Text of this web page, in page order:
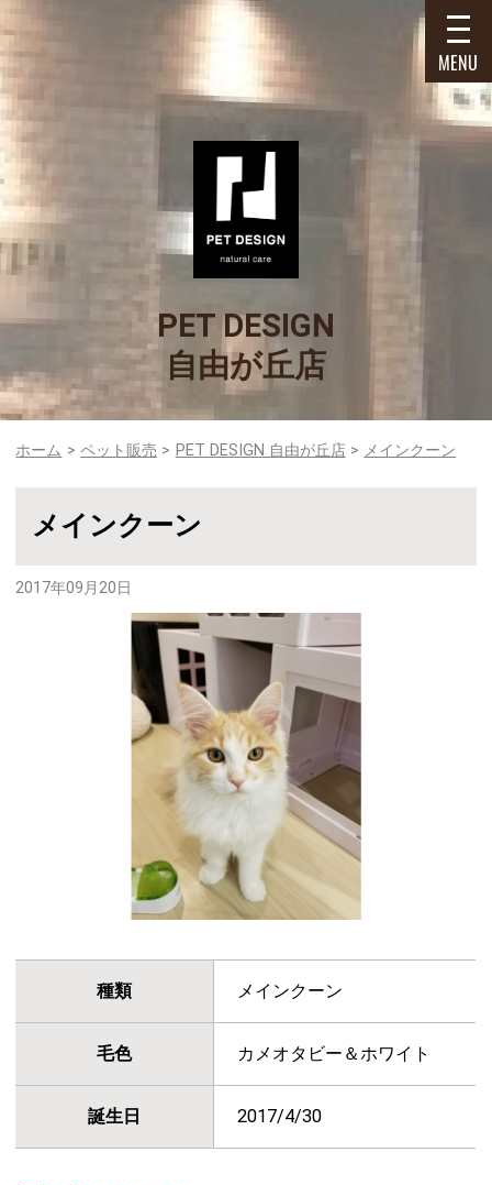
PET DESIGN
自由が丘店
MENU
ホーム ペット販売 PET DESIGN 自由が丘店 メインクーン
メインクーン
2017年09月20日
種類 メインクーン
毛色 カメオタビー＆ホワイト
誕生日 2017/4/30